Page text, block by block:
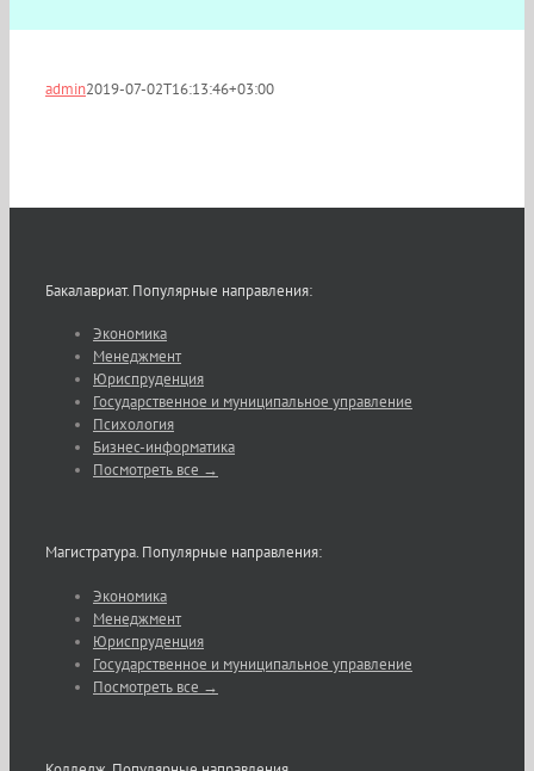
admin2019-07-02T16:13:46+03:00
Бакалавриат. Популярные направления:
Экономика
Менеджмент
Юриспруденция
Государственное и муниципальное управление
Психология
Бизнес-информатика
Посмотреть все →
Магистратура. Популярные направления:
Экономика
Менеджмент
Юриспруденция
Государственное и муниципальное управление
Посмотреть все →